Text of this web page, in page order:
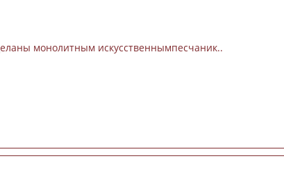
монолитным искусственнымпесчаник..